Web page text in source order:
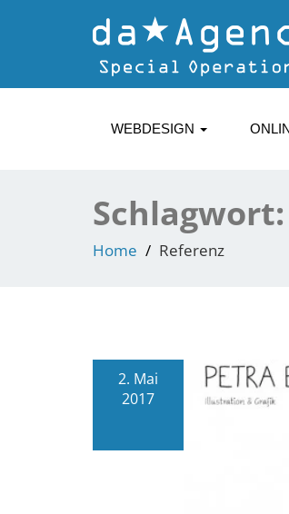
WEBDESIGN
Schlagwort:
Home Referenz
2. Mai
2017